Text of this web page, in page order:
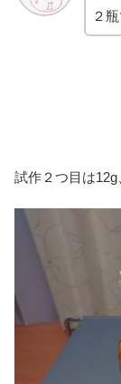
２
試作２つ目は12g